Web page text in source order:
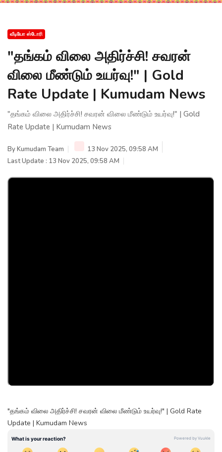
வீடியோ ஸ்டோரி
"தங்கம் விலை அதிர்ச்சி! சவரன்
விலை மீண்டும் உயர்வு!" | Gold
Rate Update | Kumudam News
"தங்கம் விலை அதிர்ச்சி! சவரன் விலை மீண்டும் உயர்வு!" | Gold
Rate Update | Kumudam News
ByKumudam Team
13 Nov 2025, 09:58 AM
Last Update : 13 Nov 2025, 09:58 AM
"தங்கம் விலை அதிர்ச்சி! சவரன் விலை மீண்டும் உயர்வு!" | Gold Rate
Update | Kumudam News